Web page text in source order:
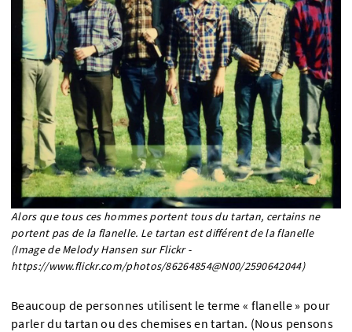
Alors que tous ces hommes portent tous du tartan, certains ne
portent pas de la flanelle. Le tartan est différent de la flanelle
(Image de Melody Hansen sur Flickr -
https://www.flickr.com/photos/86264854@N00/2590642044)
Beaucoup de personnes utilisent le terme « flanelle » pour
parler du tartan ou des chemises en tartan. (Nous pensons